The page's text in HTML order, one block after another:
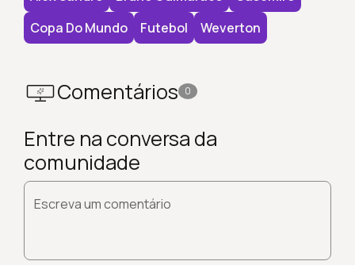
Copa Do Mundo
Futebol Weverton
Comentários 0
Entre na conversa da
comunidade
Escreva um comentário